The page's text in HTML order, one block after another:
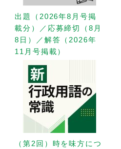
出題（2026年8月号掲
載分）／応募締切（8月
8日）／解答（2026年
11月号掲載）
（第2回）時を味方につ